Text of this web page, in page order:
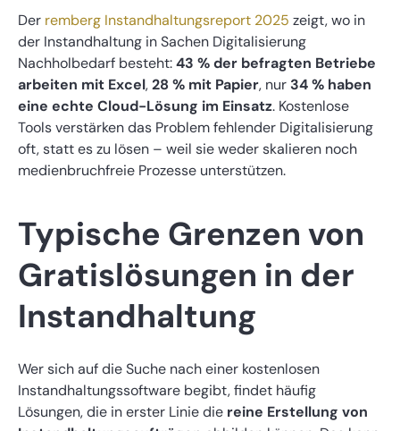
Der remberg Instandhaltungsreport 2025 zeigt, wo in
der Instandhaltung in Sachen Digitalisierung
Nachholbedarf besteht:43 % der befragten Betriebe
arbeiten mit Excel,28 % mit Papier, nur 34 % haben
eine echte Cloud-Lösung im Einsatz. Kostenlose
Tools verstärken das Problem fehlender Digitalisierung
oft, statt es zu lösen – weil sie weder skalieren noch
medienbruchfreie Prozesse unterstützen.
Typische Grenzen von
Gratislösungen in der
Instandhaltung
Wer sich auf die Suche nach einer kostenlosen
Instandhaltungssoftware begibt, findet häufig
Lösungen, die in erster Linie die reine Erstellung von